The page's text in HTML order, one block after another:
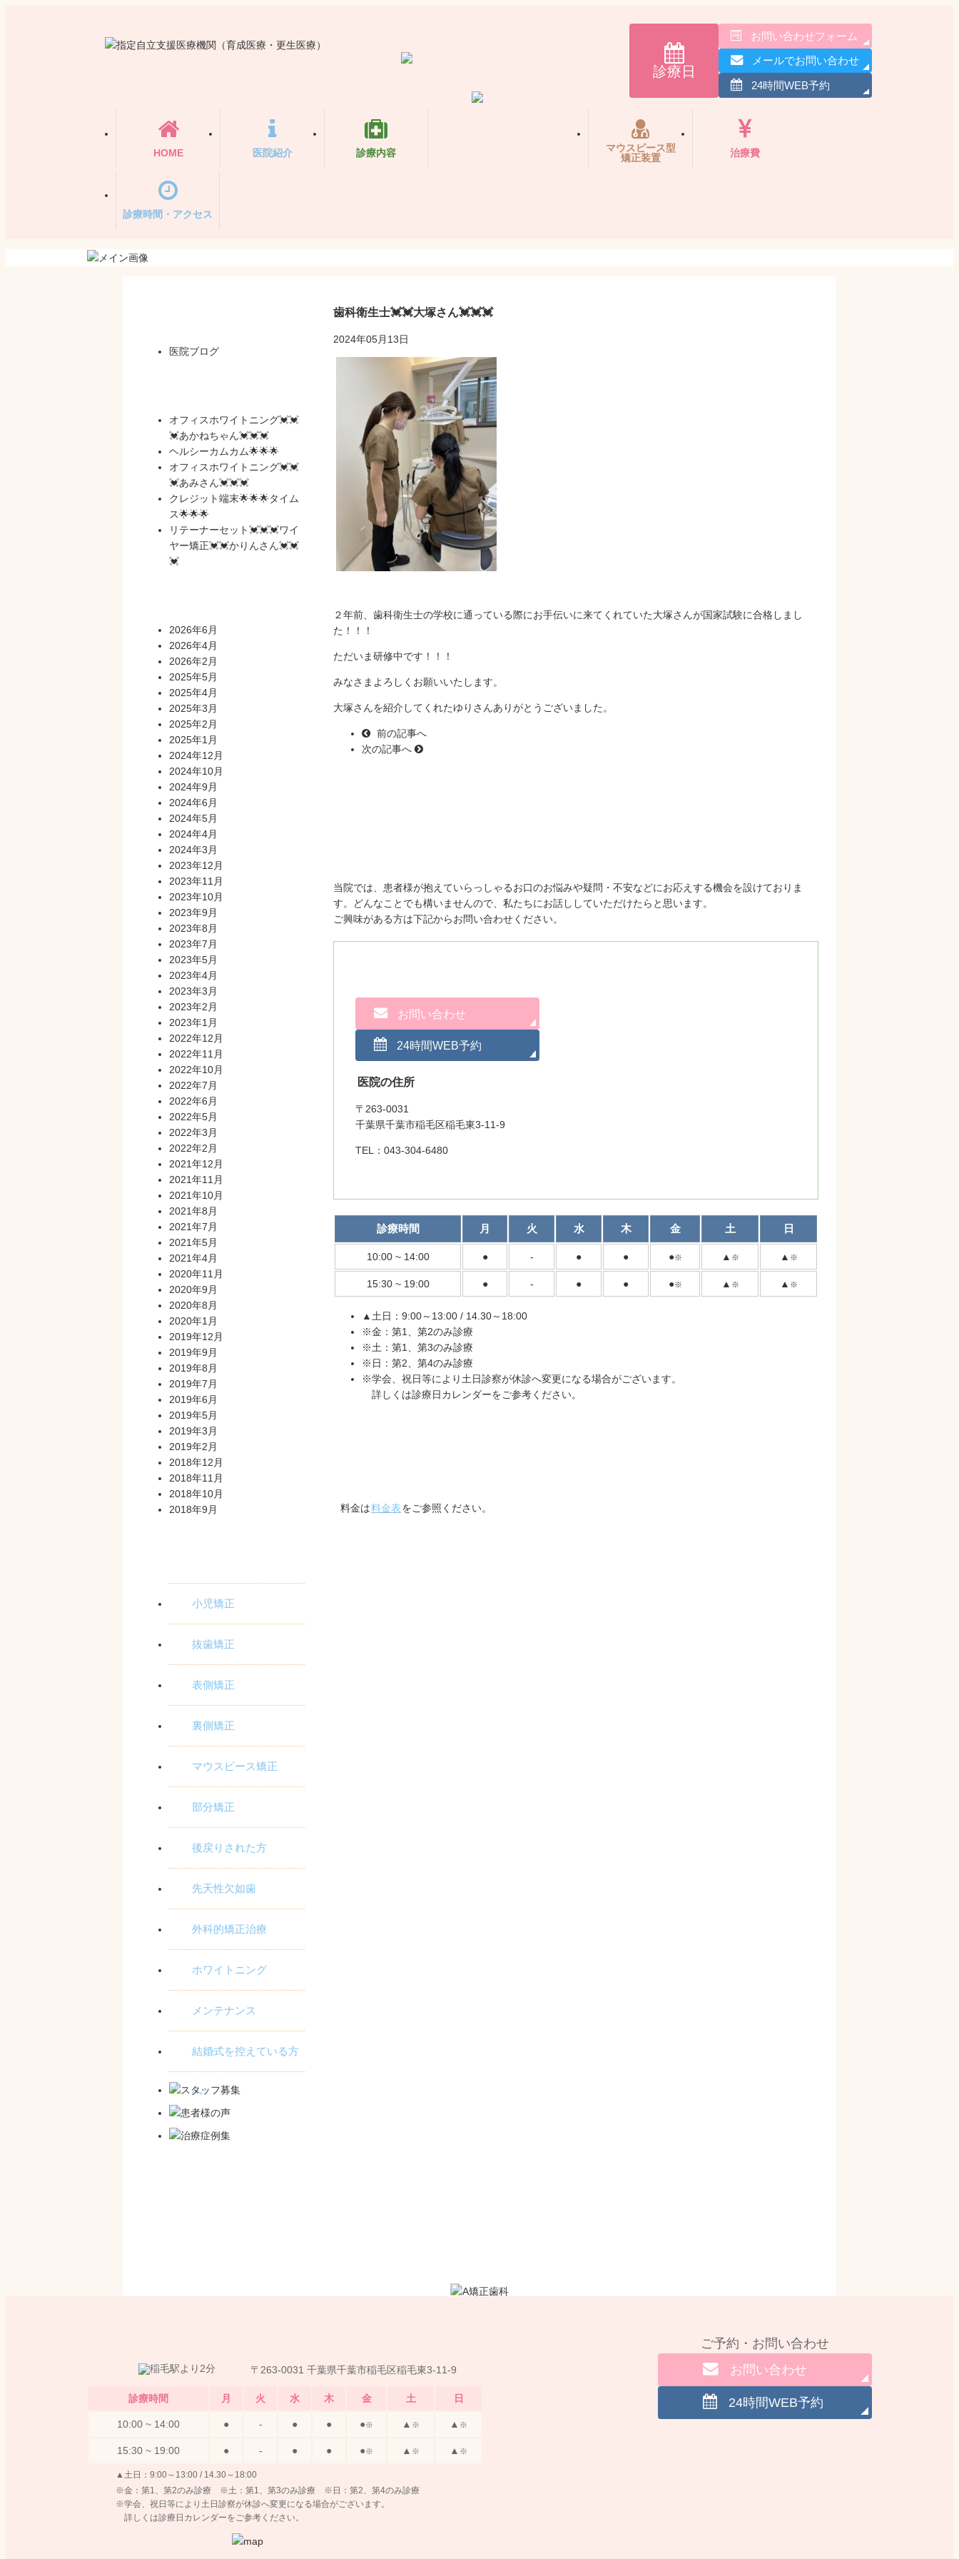
診療日
お問い合わせフォーム
メールでお問い合わせ
24時間WEB予約
HOME 医院紹介 診療内容
マウスピース型
矯正装置
治療費
診療時間・アクセス
医院ブログ
オフィスホワイトニング💓💓
💓あかねちゃん💓💓💓
ヘルシーカムカム🌟🌟🌟
オフィスホワイトニング💓💓
💓あみさん💓💓💓
クレジット端末🌟🌟🌟タイム
ス🌟🌟🌟
リテーナーセット💓💓💓ワイ
ヤー矯正💓💓かりんさん💓💓
💓
2026年6月
2026年4月
2026年2月
2025年5月
2025年4月
2025年3月
2025年2月
2025年1月
2024年12月
2024年10月
2024年9月
2024年6月
2024年5月
2024年4月
2024年3月
2023年12月
2023年11月
2023年10月
2023年9月
2023年8月
2023年7月
2023年5月
2023年4月
2023年3月
2023年2月
2023年1月
2022年12月
2022年11月
2022年10月
2022年7月
2022年6月
2022年5月
2022年3月
2022年2月
2021年12月
2021年11月
2021年10月
2021年8月
2021年7月
2021年5月
2021年4月
2020年11月
2020年9月
2020年8月
2020年1月
2019年12月
2019年9月
2019年8月
2019年7月
2019年6月
2019年5月
2019年3月
2019年2月
2018年12月
2018年11月
2018年10月
2018年9月
小児矯正
抜歯矯正
表側矯正
裏側矯正
マウスピース矯正
部分矯正
後戻りされた方
先天性欠如歯
外科的矯正治療
ホワイトニング
メンテナンス
結婚式を控えている方
へ
歯科衛生士💓💓大塚さん💓💓💓
2024年05月13日
２年前、歯科衛生士の学校に通っている際にお手伝いに来てくれていた大塚さんが国家試験に合格しまし
た！！！
ただいま研修中です！！！
みなさまよろしくお願いいたします。
大塚さんを紹介してくれたゆりさんありがとうございました。
前の記事へ
次の記事へ
当院では、患者様が抱えていらっしゃるお口のお悩みや疑問・不安などにお応えする機会を設けておりま
す。どんなことでも構いませんので、私たちにお話ししていただけたらと思います。
ご興味がある方は下記からお問い合わせください。
お問い合わせ
24時間WEB予約
医院の住所
〒263-0031
千葉県千葉市稲毛区稲毛東3-11-9
TEL：043-304-6480
診療時間 月 火 水 木 金 土 日
10:00 ~ 14:00 ● - ● ● ●※ ▲ ※ ▲ ※
15:30 ~ 19:00 ● - ● ● ●※ ▲ ※ ▲ ※
▲土日：9:00～13:00 / 14.30～18:00
※金：第1、第2のみ診療
※土：第1、第3のみ診療
※日：第2、第4のみ診療
※学会、祝日等により土日診察が休診へ変更になる場合がございます。
詳しくは診療日カレンダーをご参考ください。
料金は料金表をご参照ください。
〒263-0031 千葉県千葉市稲毛区稲毛東3-11-9
診療時間 月 火 水 木 金 土 日
10:00 ~ 14:00 ● - ● ● ●※ ▲ ※ ▲ ※
15:30 ~ 19:00 ● - ● ● ●※ ▲ ※ ▲ ※
▲土日：9:00～13:00 / 14.30～18:00
※金：第1、第2のみ診療
※土：第1、第3のみ診療
※日：第2、第4のみ診療
※学会、祝日等により土日診察が休診へ変更になる場合がございます。
詳しくは診療日カレンダーをご参考ください。
ご予約・お問い合わせ
お問い合わせ
24時間WEB予約